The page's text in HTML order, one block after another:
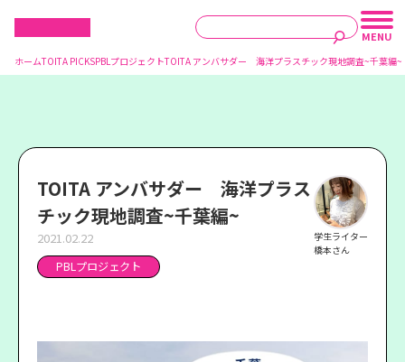
ホームTOITA PICKSPBLプロジェクトTOITA アンバサダー 海洋プラスチック現地調査~千葉編~
TOITA アンバサダー 海洋プラス
チック現地調査~千葉編~
2021.02.22
PBLプロジェクト
学生ライター
橋本さん